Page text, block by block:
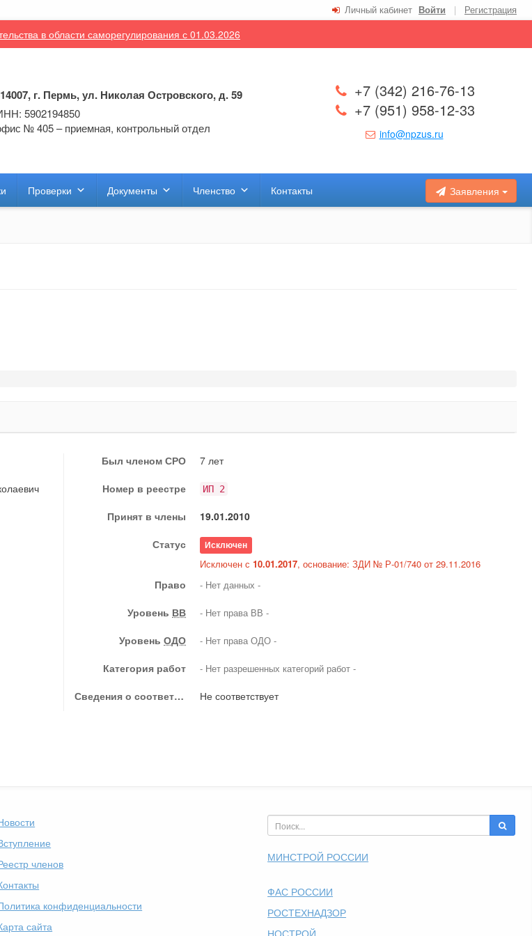
Личный кабинет Войти | Регистрация
в области саморегулирования с 01.03.2026
г. Пермь, ул. Николая Островского, д. 59
5902194850
№ 405 – приемная, контрольный отдел
+7 (342) 216-76-13
+7 (951) 958-12-33
info@npzus.ru
Заявления
Проверки Документы Членство Контакты
Был членом СРО
7 лет
Номер в реестре
ИП 2
Принят в члены
19.01.2010
Статус
Исключен
Исключен с 10.01.2017, основание: ЗДИ № Р-01/740 от 29.11.2016
Право - Нет данных -
Уровень ВВ - Нет права ВВ -
Уровень ОДО - Нет права ОДО -
Категория работ - Нет разрешенных категорий работ -
Сведения о соответствии члена СРО условиям членства в СРО, предусмотренным законодательством РФ и (или) внутренними документами СРО Не соответствует
членов
конфиденциальности
сайта
МИНСТРОЙ РОССИИ
ФАС РОССИИ
РОСТЕХНАДЗОР
НОСТРОЙ